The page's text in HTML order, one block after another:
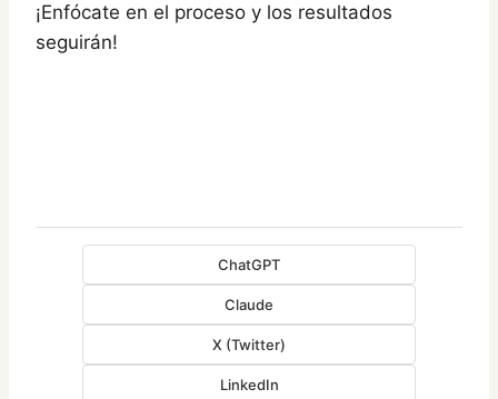
¡Enfócate en el proceso y los resultados
seguirán!
ChatGPT
Claude
X (Twitter)
LinkedIn